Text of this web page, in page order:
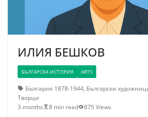
ИЛИЯ БЕШКОВ
БЪЛГАРСКА ИСТОРИЯ ARTS
България 1878-1944, Български
Творци
3 months
8 min read 875 Views